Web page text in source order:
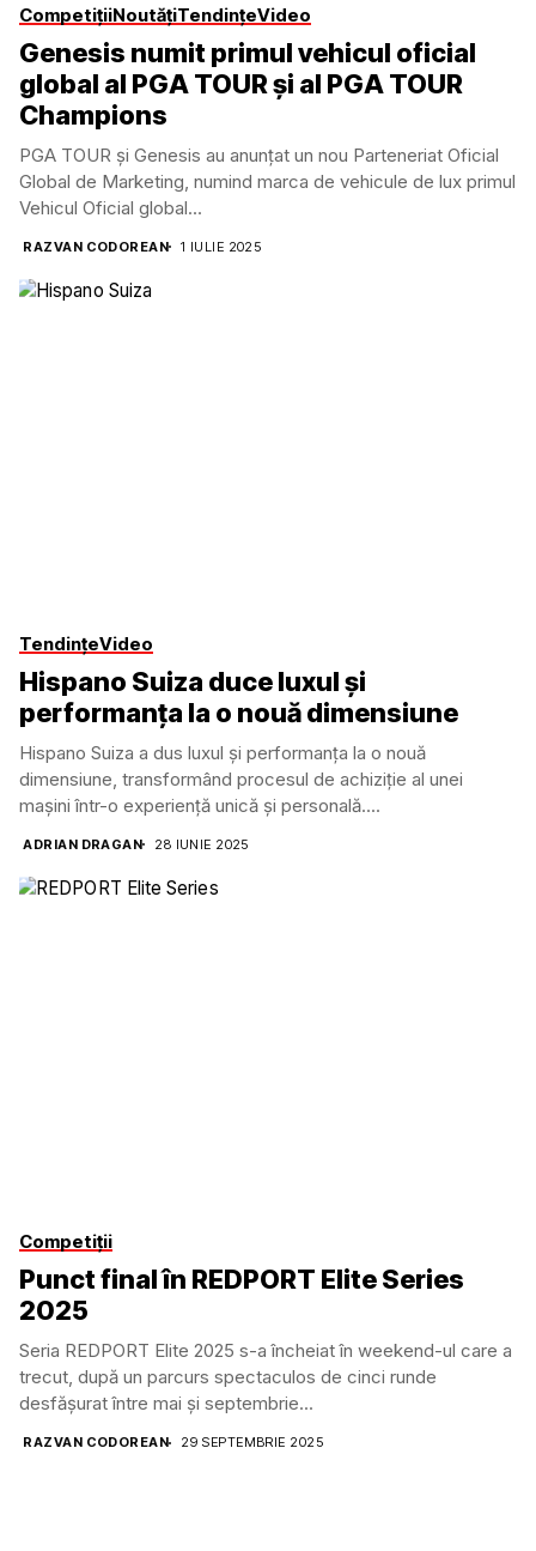
CompetițiiNoutățiTendințeVideo
Genesis numit primul vehicul oficial
global al PGA TOUR și al PGA TOUR
Champions
PGA TOUR și Genesis au anunțat un nou Parteneriat Oficial
Global de Marketing, numind marca de vehicule de lux primul
Vehicul Oficial global...
RAZVAN CODOREAN 1 IULIE 2025
TendințeVideo
Hispano Suiza duce luxul și
performanța la o nouă dimensiune
Hispano Suiza a dus luxul și performanța la o nouă
dimensiune, transformând procesul de achiziție al unei
mașini într-o experiență unică și personală....
ADRIAN DRAGAN 28 IUNIE 2025
Competiții
Punct final în REDPORT Elite Series
2025
Seria REDPORT Elite 2025 s-a încheiat în weekend-ul care a
trecut, după un parcurs spectaculos de cinci runde
desfășurat între mai și septembrie...
RAZVAN CODOREAN 29 SEPTEMBRIE 2025